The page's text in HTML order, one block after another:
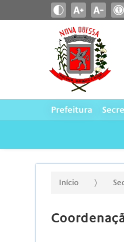
Prefeitura
Início